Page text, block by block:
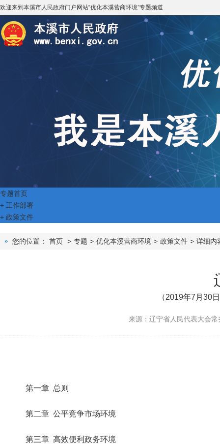
欢迎来到 本溪市人民政府门户网站“优化本溪营商环境”专题频道
专题首页
+ 工作部署
+ 政策文件
您的位置： 首页 > 专题 > 优化本溪营商环境 > 政策文件 > 详细内
（2019年7月30
来源：辽宁省人民代表大会
第一章 总则
第二章 公平竞争市场环境
第三章 高效便利政务环境